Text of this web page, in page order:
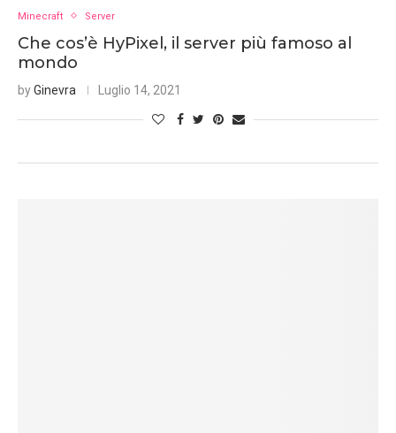
Minecraft Server
Che cos’è HyPixel, il server più famoso al
mondo
byGinevra Luglio 14, 2021